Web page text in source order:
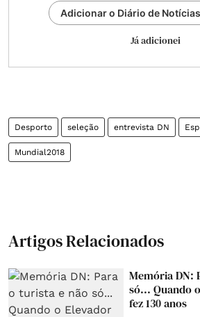
Adicionar o Diário de
Já adicionei
Desporto seleção entrevista DN
Mundial2018
Artigos Relacionados
Memória DN:
só... Quando
fez 130 anos